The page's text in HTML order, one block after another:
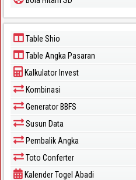
Table Shio
Table Angka Pasaran
Kalkulator Invest
Kombinasi
Generator BBFS
Susun Data
Pembalik Angka
Toto Conferter
Kalender Togel Abadi